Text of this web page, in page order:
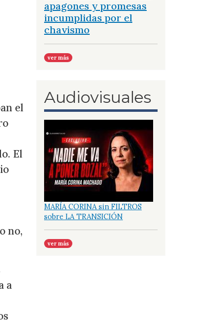
el
El
no,
a
apagones y promesas
incumplidas por el
chavismo
ver más
Audiovisuales
MARÍA CORINA sin FILTROS
sobre LA TRANSICIÓN
ver más